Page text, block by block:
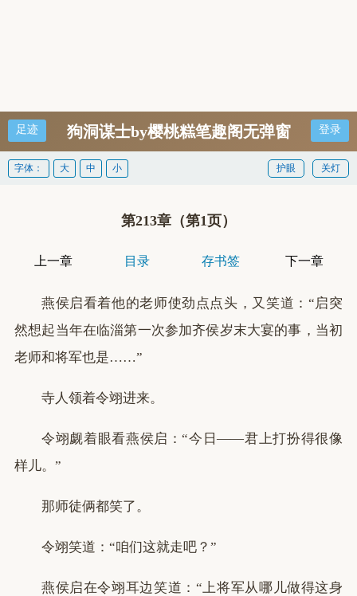
足迹 狗洞谋士by樱桃糕笔趣阁无弹窗 登录
关灯
护眼
字体： 大 中 小
第213章（第1页）
上一章 目录 存书签 下一章
燕侯启看着他的老师使劲点点头，又笑道：“启突
然想起当年在临淄第一次参加齐侯岁末大宴的事，当初
老师和将军也是……”
寺人领着令翊进来。
令翊觑着眼看燕侯启：“今日——君上打扮得很像
样儿。”
那师徒俩都笑了。
令翊笑道：“咱们这就走吧？”
燕侯启在令翊耳边笑道：“上将军从哪儿做得这身